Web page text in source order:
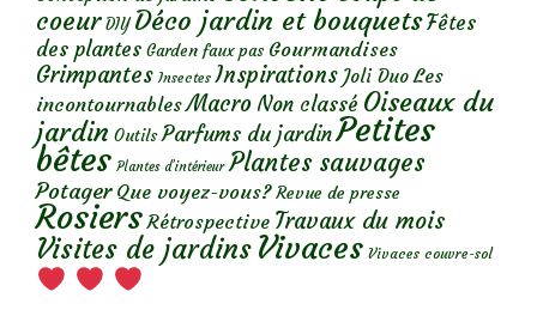
coeur DIY Déco jardin et bouquetsFêtes
des plantes Garden faux pas Gourmandises
Grimpantes Insectes Inspirations Joli Duo Les
incontournables Macro Non classé Oiseaux du
jardin Outils Parfums du jardinPetites
bêtes Plantes d’intérieur Plantes sauvages
Potager Que voyez-vous? Revue de presse
Rosiers Rétrospective Travaux du mois
Visites de jardins Vivaces Vivaces couvre-sol